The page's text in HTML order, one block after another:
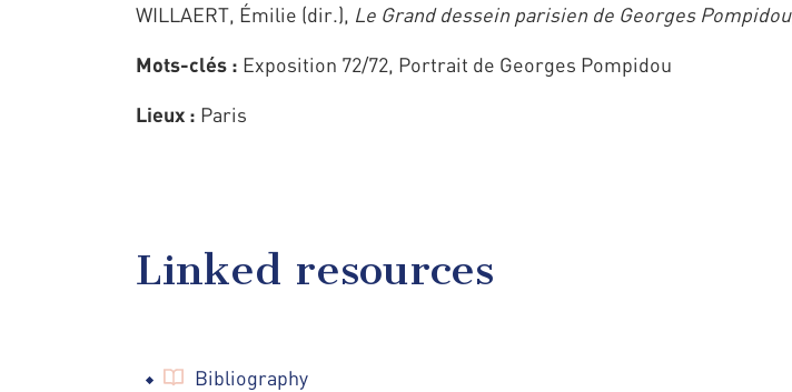
WILLAERT, Émilie (dir.), Le Grand dessein parisien de Georges Pompidou
Mots-clés : Exposition 72/72, Portrait de Georges Pompidou
Lieux : Paris
Linked resources
Bibliography